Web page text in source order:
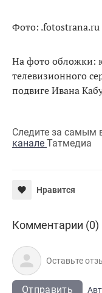
Фото: .fotostrana.ru
На фото обложки:
телевизионного
подвиге Ивана
Следите за самым
канале Татмедиа
Нравится
Комментарии (0)
Отправить